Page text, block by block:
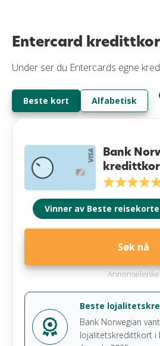
Entercard
Under ser du Entercards egne
Beste kort Alfabetisk
Vinner av Beste
Bank
Søk nå
Annonselenke
Beste
Bank Norwegian
lojalitetskredittkort i